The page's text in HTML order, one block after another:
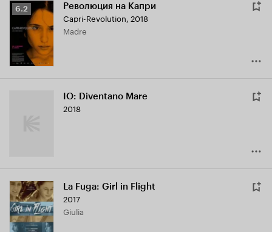
Рейтинг
Кинопоиска
6.2
6.2 Революция на Капри
Capri-Revolution, 2018
Madre
IO: Diventano Mare
2018
La Fuga: Girl in Flight
2017
Giulia